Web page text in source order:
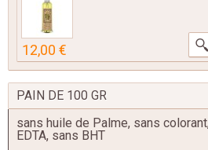
12,00 €
PAIN DE 100 GR
sans huile de Palme, sans
EDTA, sans BHT